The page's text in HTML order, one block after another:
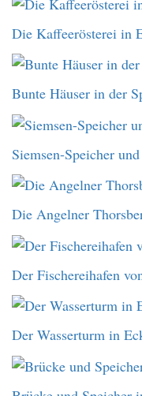
Die Kaffeerösterei in
Bunte Häuser in der
Siemsen-Speicher
Die Angelner
Der Fischereihafen
Der Wasserturm in